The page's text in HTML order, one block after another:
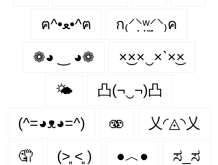
ฅ^•ﻌ•^ฅ ก₍⸍⸌̣ʷ̣̫⸍̣⸌₎ค
❁◕ ‿ ◕❁ ×͜××‿×`×͜×
🌤 凸(¬‿¬)凸
(^=◕ᴥ◕=^) 🫨 乂◜◬◝乂
🤦 (˃͈ ˂͈ ) ●︿● ಸ_ಸ